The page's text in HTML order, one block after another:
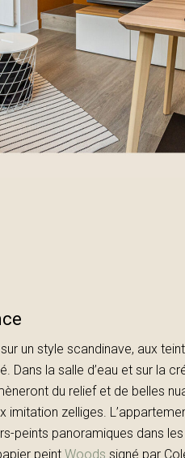
un style scandinave, aux
Dans la salle d’eau et sur la
du relief et de belles
imitation zelliges.
peints panoramiques dans les
peintWoods signé par